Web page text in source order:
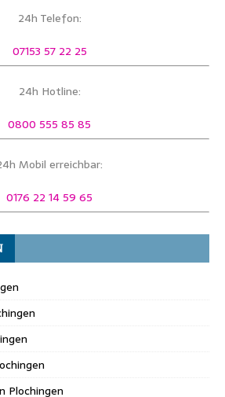
24h Telefon:
07153 57 22 25
24h Hotline:
0800 555 85 85
Mobil erreichbar:
0176 22 14 59 65
Plochingen